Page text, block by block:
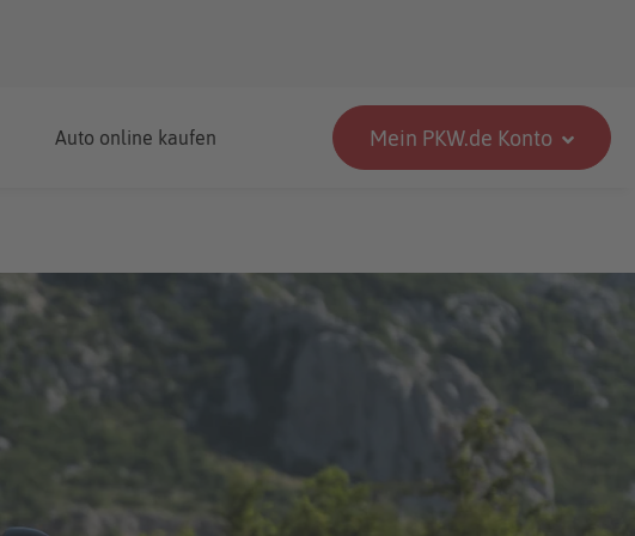
Auto online kaufen Mein PKW.de Konto